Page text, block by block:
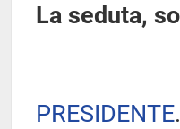
La seduta,
PRESIDENTE